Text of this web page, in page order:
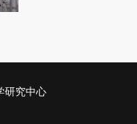
研究中心